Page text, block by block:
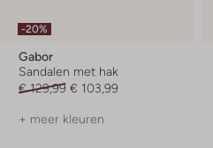
-20%
Gabor
Sandalen met hak
€ 129,99 € 103,99
+ meer kleuren